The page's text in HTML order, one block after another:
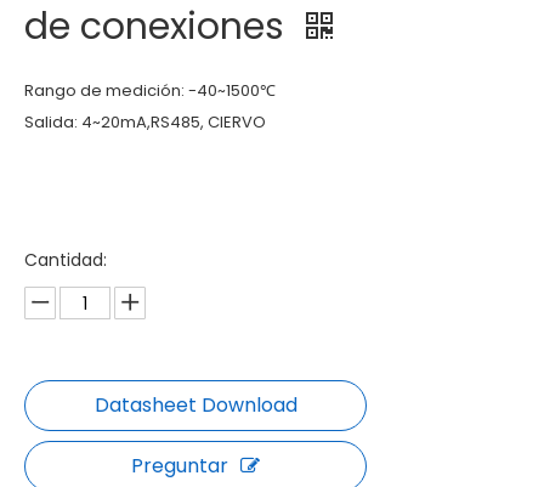
de conexiones
Rango de medición: -40~1500℃
Salida: 4~20mA,RS485, CIERVO
Cantidad:
Preguntar